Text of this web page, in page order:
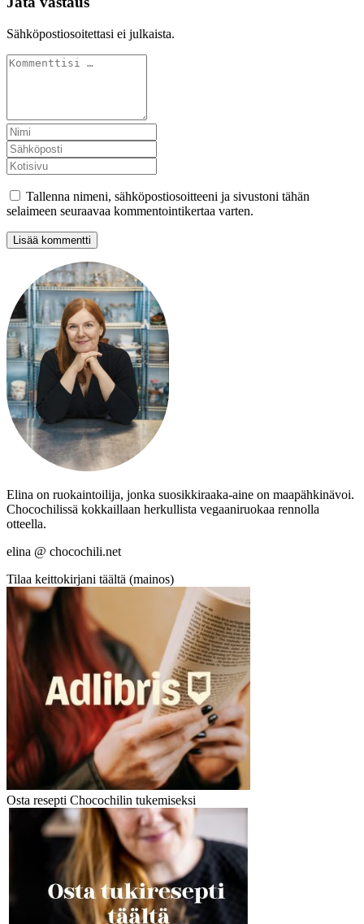
Sähköpostiosoitettasi ei julkaista.
Tallenna nimeni, sähköpostiosoitteeni ja sivustoni tähän
selaimeen seuraavaa kommentointikertaa varten.
Elina on ruokaintoilija, jonka suosikkiraaka-aine on maapähkinävoi.
Chocochilissä kokkaillaan herkullista vegaaniruokaa rennolla
otteella.
elina @ chocochili.net
Tilaa keittokirjani täältä (mainos)
Osta resepti Chocochilin tukemiseksi